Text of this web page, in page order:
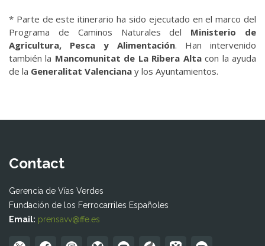
* Parte de este itinerario ha sido ejecutado en el marco del
Programa de Caminos Naturales del Ministerio de
Agricultura, Pesca y Alimentación. Han intervenido
también la Mancomunitat de La Ribera Altacon la ayuda
de la Generalitat Valenciana y los Ayuntamientos.
Contact
Gerencia de Vías Verdes
Fundación de los Ferrocarriles Españoles
Email: prensavv@ffe.es